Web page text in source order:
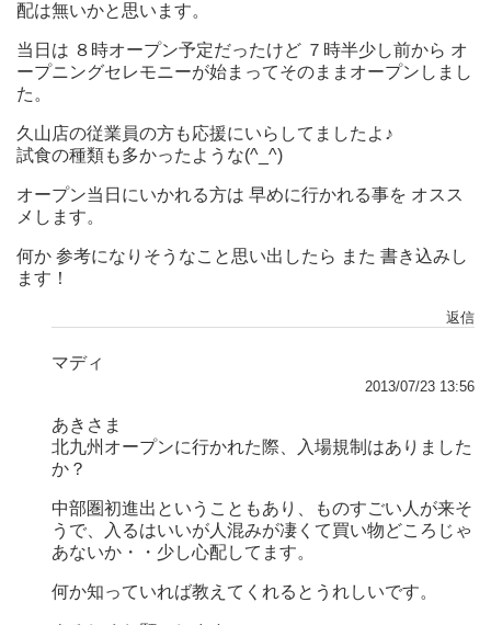
配は無いかと思います。
当日は ８時オープン予定だったけど ７時半少し前から オ
ープニングセレモニーが始まってそのままオープンしまし
た。
久山店の従業員の方も応援にいらしてましたよ♪
試食の種類も多かったような(^_^)
オープン当日にいかれる方は 早めに行かれる事を オスス
メします。
何か 参考になりそうなこと思い出したら また 書き込みし
ます！
返信
マディ
2013/07/23 13:56
あきさま
北九州オープンに行かれた際、入場規制はありました
か？
中部圏初進出ということもあり、ものすごい人が来そ
うで、入るはいいが人混みが凄くて買い物どころじゃ
あないか・・少し心配してます。
何か知っていれば教えてくれるとうれしいです。